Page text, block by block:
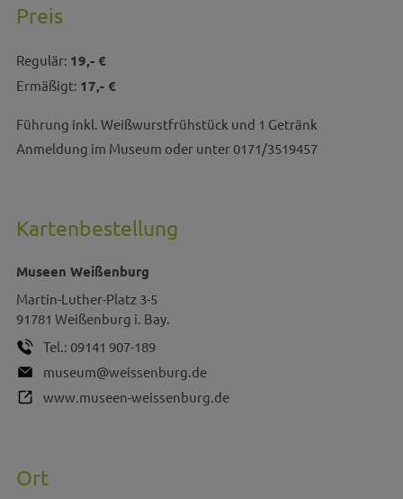
Preis
Regulär: 19,- €
Ermäßigt: 17,- €
Führung inkl. Weißwurstfrühstück und 1 Getränk
Anmeldung im Museum oder unter 0171/3519457
Kartenbestellung
Museen Weißenburg
Martin-Luther-Platz 3-5
91781 Weißenburg i. Bay.
Tel.: 09141 907-189
museum@weissenburg.de
www.museen-weissenburg.de
Ort